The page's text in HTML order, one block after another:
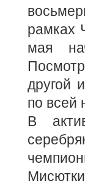
рамках
мая
другой
по всей
В